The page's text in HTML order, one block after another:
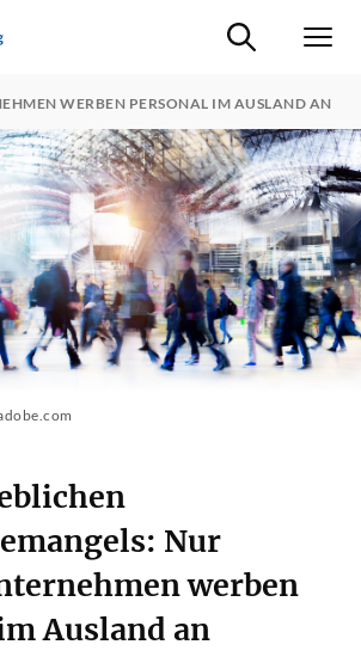
Suche ein-/
WERBEN PERSONAL IM AUSLAND AN
Nur
werben
Ausland an